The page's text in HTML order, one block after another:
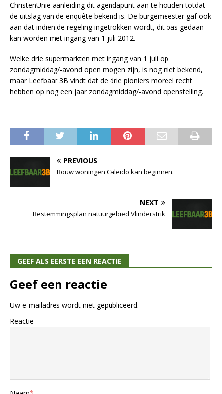
ChristenUnie aanleiding dit agendapunt aan te houden totdat
de uitslag van de enquête bekend is. De burgemeester gaf ook
aan dat indien de regeling ingetrokken wordt, dit pas gedaan
kan worden met ingang van 1 juli 2012.
Welke drie supermarkten met ingang van 1 juli op
zondagmiddag/-avond open mogen zijn, is nog niet bekend,
maar Leefbaar 3B vindt dat de drie pioniers moreel recht
hebben op nog een jaar zondagmiddag/-avond openstelling.
PREVIOUS
Bouw woningen Caleido kan beginnen.
NEXT
Bestemmingsplan natuurgebied Vlinderstrik
GEEF ALS EERSTE EEN REACTIE
Geef een reactie
Uw e-mailadres wordt niet gepubliceerd.
Reactie